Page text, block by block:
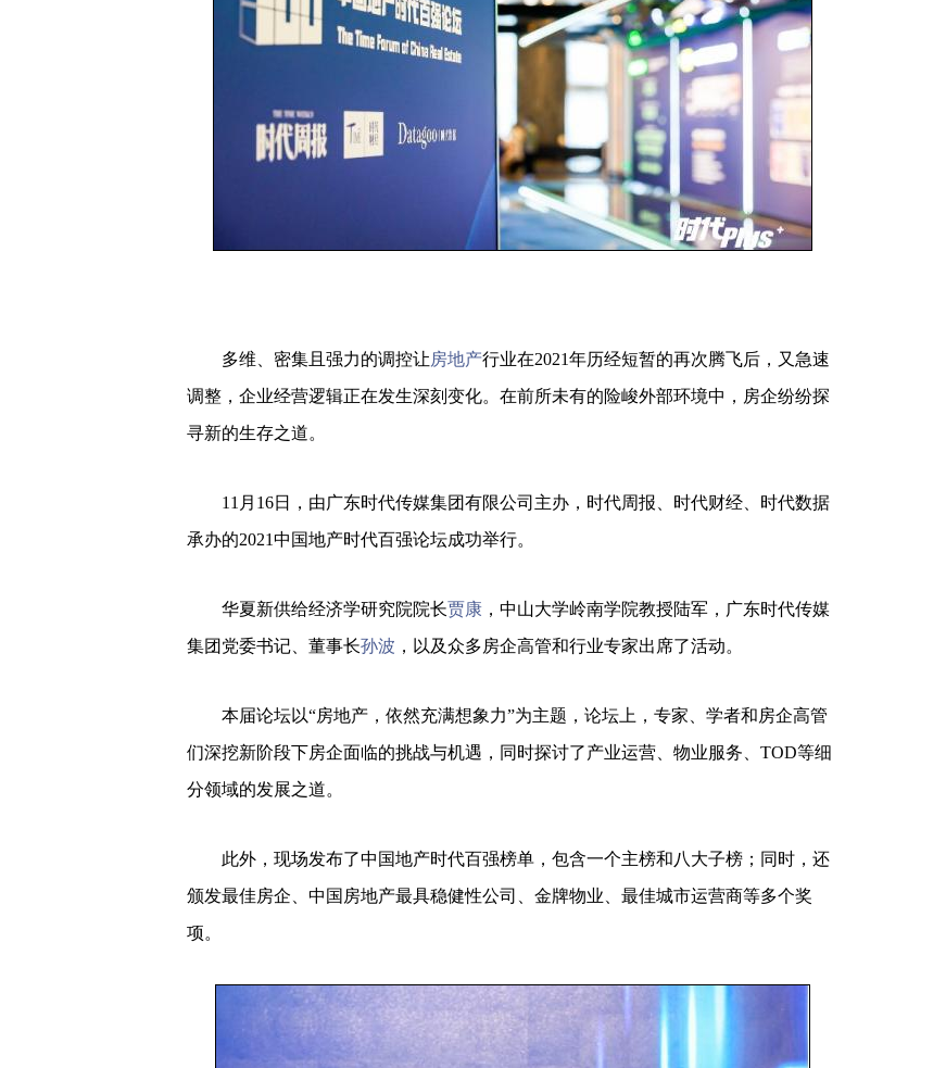
多维、密集且强力的调控让房地产行业在2021年历经短暂的再次腾飞后，又急速
调整，企业经营逻辑正在发生深刻变化。在前所未有的险峻外部环境中，房企纷纷探
寻新的生存之道。
11月16日，由广东时代传媒集团有限公司主办，时代周报、时代财经、时代数据
承办的2021中国地产时代百强论坛成功举行。
华夏新供给经济学研究院院长贾康 ，中山大学岭南学院教授陆军，广东时代传媒
集团党委书记、董事长孙波 ，以及众多房企高管和行业专家出席了活动。
本届论坛以“房地产，依然充满想象力”为主题，论坛上，专家、学者和房企高管
们深挖新阶段下房企面临的挑战与机遇，同时探讨了产业运营、物业服务、TOD等细
分领域的发展之道。
此外，现场发布了中国地产时代百强榜单，包含一个主榜和八大子榜；同时，还
颁发最佳房企、中国房地产最具稳健性公司、金牌物业、最佳城市运营商等多个奖
项。